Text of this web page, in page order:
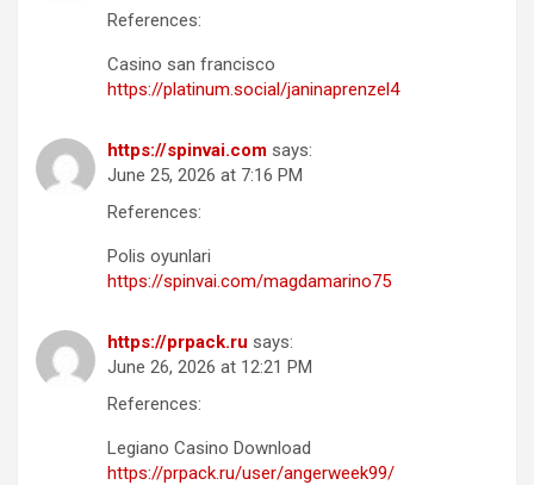
References:
Casino san francisco
https://platinum.social/janinaprenzel4
https://spinvai.com says:
June 25, 2026 at 7:16 PM
References:
Polis oyunlari
https://spinvai.com/magdamarino75
https://prpack.ru says:
June 26, 2026 at 12:21 PM
References:
Legiano Casino Download
https://prpack.ru/user/angerweek99/